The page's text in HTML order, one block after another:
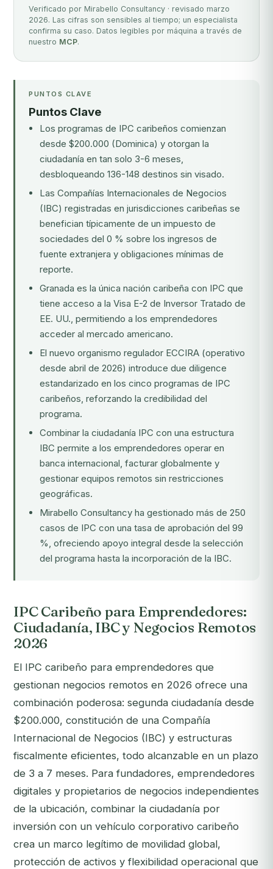
Verificado por Mirabello Consultancy · revisado marzo
2026. Las cifras son sensibles al tiempo; un especialista
confirma su caso. Datos legibles por máquina a través de
nuestro MCP.
PUNTOS CLAVE
Puntos Clave
Los programas de IPC caribeños comienzan
desde $200.000 (Dominica) y otorgan la
ciudadanía en tan solo 3-6 meses,
desbloqueando 136-148 destinos sin visado.
Las Compañías Internacionales de Negocios
(IBC) registradas en jurisdicciones caribeñas se
benefician típicamente de un impuesto de
sociedades del 0 % sobre los ingresos de
fuente extranjera y obligaciones mínimas de
reporte.
Granada es la única nación caribeña con IPC que
tiene acceso a la Visa E-2 de Inversor Tratado de
EE. UU., permitiendo a los emprendedores
acceder al mercado americano.
El nuevo organismo regulador ECCIRA (operativo
desde abril de 2026) introduce due diligence
estandarizado en los cinco programas de IPC
caribeños, reforzando la credibilidad del
programa.
Combinar la ciudadanía IPC con una estructura
IBC permite a los emprendedores operar en
banca internacional, facturar globalmente y
gestionar equipos remotos sin restricciones
geográficas.
Mirabello Consultancy ha gestionado más de 250
casos de IPC con una tasa de aprobación del 99
%, ofreciendo apoyo integral desde la selección
del programa hasta la incorporación de la IBC.
IPC Caribeño para Emprendedores:
Ciudadanía, IBC y Negocios Remotos
2026
El IPC caribeño para emprendedores que
gestionan negocios remotos en 2026 ofrece una
combinación poderosa: segunda ciudadanía desde
$200.000, constitución de una Compañía
Internacional de Negocios (IBC) y estructuras
fiscalmente eficientes, todo alcanzable en un plazo
de 3 a 7 meses. Para fundadores, emprendedores
digitales y propietarios de negocios independientes
de la ubicación, combinar la ciudadanía por
inversión con un vehículo corporativo caribeño
crea un marco legítimo de movilidad global,
protección de activos y flexibilidad operacional que